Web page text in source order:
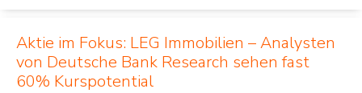
Aktie im Fokus: LEG Immobilien – Analysten
von Deutsche Bank Research sehen fast
60% Kurspotential